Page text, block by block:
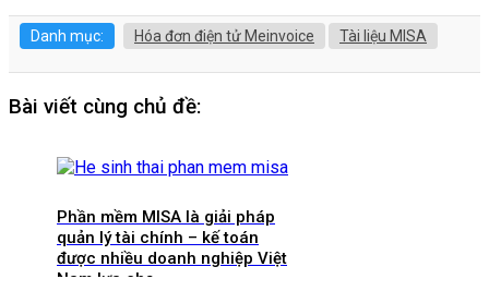
Danh mục: Hóa đơn điện tử Meinvoice Tài liệu MISA
Bài viết cùng chủ đề:
Phần mềm MISA là giải pháp
quản lý tài chính – kế toán
được nhiều doanh nghiệp Việt
Nam lựa chọ